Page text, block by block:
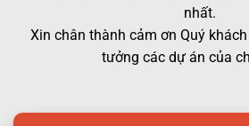
nhất.
Xin chân thành cảm ơn Quý
tưởng các dự án của